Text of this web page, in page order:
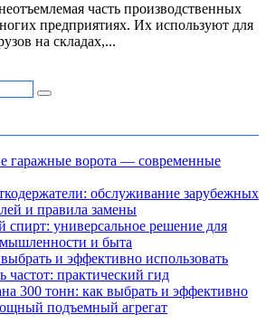
часть производственных
предприятиях. Их используют для
на складах,...
гаражные ворота — современные
обслуживание зарубежных
и правила замены
универсальное решение для
и быта
и эффективно использовать
частот: практический гид
300 тонн: как выбрать и эффективно
подъемный агрегат